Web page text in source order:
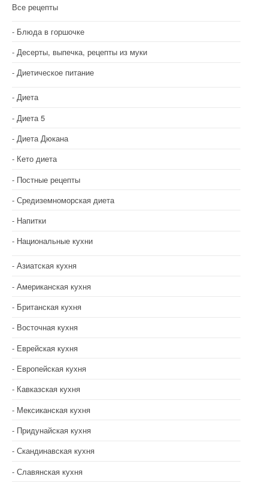
и
я
п
о
з
а
п
и
с
я
м
Все рецепты
Блюда в горшочке
Десерты, выпечка, рецепты из муки
Диетическое питание
Диета
Диета 5
Диета Дюкана
Кето диета
Постные рецепты
Средиземноморская диета
Напитки
Национальные кухни
Азиатская кухня
Американская кухня
Британская кухня
Восточная кухня
Еврейская кухня
Европейская кухня
Кавказская кухня
Мексиканская кухня
Придунайская кухня
Скандинавская кухня
Славянская кухня